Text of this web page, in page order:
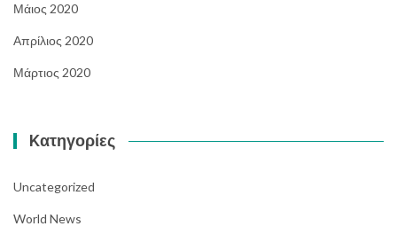
Μάιος 2020
Απρίλιος 2020
Μάρτιος 2020
Kατηγορίες
Uncategorized
World News